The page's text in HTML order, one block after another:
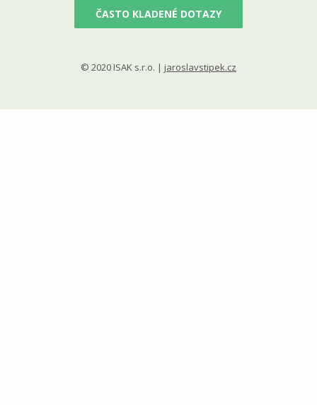
ČASTO KLADENÉ DOTAZY
© 2020 ISAK s.r.o. | jaroslavstipek.cz